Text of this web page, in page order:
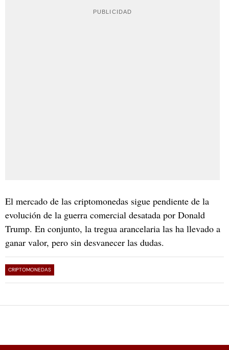
El mercado de las criptomonedas sigue pendiente de la
evolución de la guerra comercial desatada por Donald
Trump. En conjunto, la tregua arancelaria las ha llevado a
ganar valor, pero sin desvanecer las dudas.
CRIPTOMONEDAS